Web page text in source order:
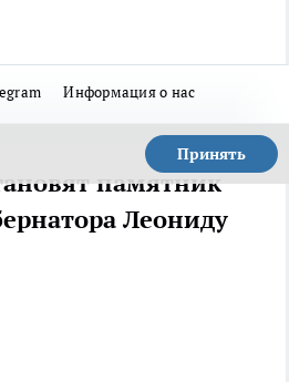
Информация о нас
Принять
памятник
Леониду